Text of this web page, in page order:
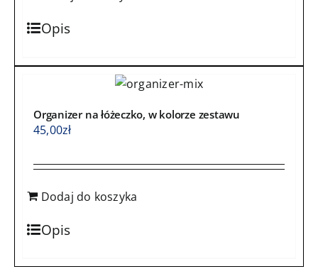
Opis
Organizer na łóżeczko, w kolorze zestawu
45,00zł
Dodaj do koszyka
Opis